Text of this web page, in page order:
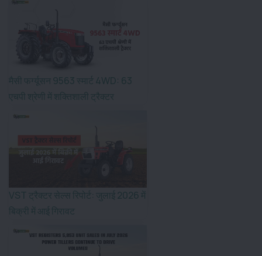
मैसी फर्ग्यूसन 9563 स्मार्ट 4WD: 63
एचपी श्रेणी में शक्तिशाली ट्रैक्टर
VST ट्रैक्टर सेल्स रिपोर्ट: जुलाई 2026 में
बिक्री में आई गिरावट